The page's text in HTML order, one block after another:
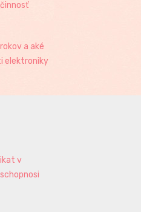
a aké
elektroniky
v